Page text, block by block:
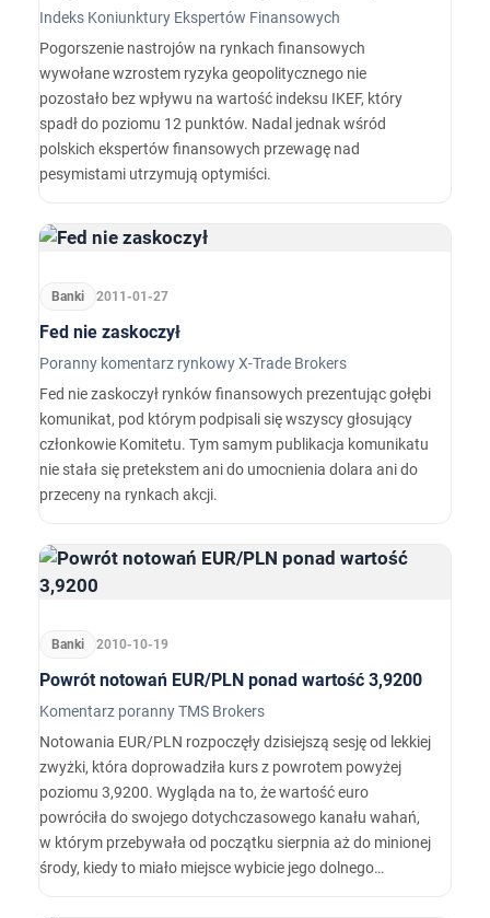
Indeks Koniunktury Ekspertów Finansowych
Pogorszenie nastrojów na rynkach finansowych
wywołane wzrostem ryzyka geopolitycznego nie
pozostało bez wpływu na wartość indeksu IKEF, który
spadł do poziomu 12 punktów. Nadal jednak wśród
polskich ekspertów finansowych przewagę nad
pesymistami utrzymują optymiści.
Banki 2011-01-27
Fed nie zaskoczył
Poranny komentarz rynkowy X-Trade Brokers
Fed nie zaskoczył rynków finansowych prezentując gołębi
komunikat, pod którym podpisali się wszyscy głosujący
członkowie Komitetu. Tym samym publikacja komunikatu
nie stała się pretekstem ani do umocnienia dolara ani do
przeceny na rynkach akcji.
Banki 2010-10-19
Powrót notowań EUR/PLN ponad wartość 3,9200
Komentarz poranny TMS Brokers
Notowania EUR/PLN rozpoczęły dzisiejszą sesję od lekkiej
zwyżki, która doprowadziła kurs z powrotem powyżej
poziomu 3,9200. Wygląda na to, że wartość euro
powróciła do swojego dotychczasowego kanału wahań,
w którym przebywała od początku sierpnia aż do minionej
środy, kiedy to miało miejsce wybicie jego dolnego